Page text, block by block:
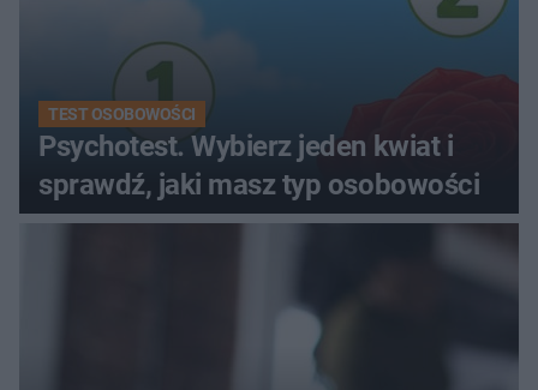
TEST OSOBOWOŚCI
Psychotest. Wybierz jeden kwiat i
sprawdź, jaki masz typ osobowości